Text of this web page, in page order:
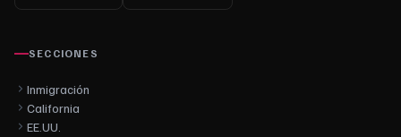
SECCIONES
Inmigración
California
EE.UU.